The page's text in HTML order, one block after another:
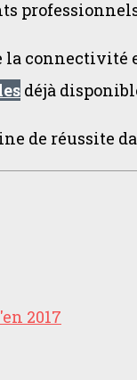
la
déjà
de réussite
2017